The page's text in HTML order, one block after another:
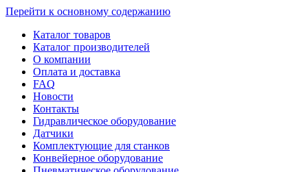
Перейти к основному содержанию
Каталог товаров
Каталог производителей
О компании
Оплата и доставка
FAQ
Новости
Контакты
Гидравлическое оборудование
Датчики
Комплектующие для станков
Конвейерное оборудование